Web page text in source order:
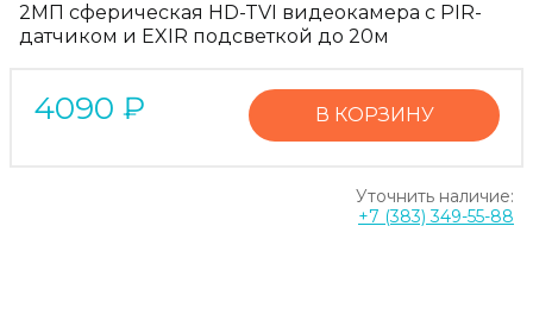
2МП сферическая HD-TVI видеокамера с PIR-
датчиком и EXIR подсветкой до 20м
4090 ₽ В КОРЗИНУ
Уточнить наличие:
+7 (383) 349-55-88